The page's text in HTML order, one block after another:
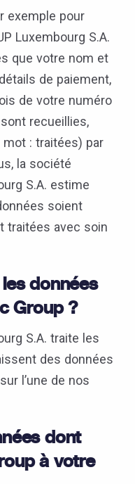
exemple pour
Luxembourg S.A.
que votre nom et
de paiement,
de votre numéro
recueillies,
: traitées) par
la société
S.A. estime
soient
traitées avec soin
données
Group ?
S.A. traite les
des données
l’une de nos
dont
à votre